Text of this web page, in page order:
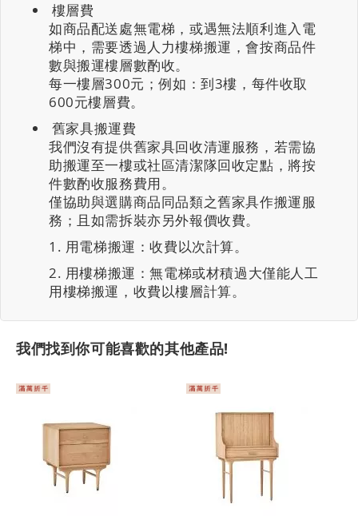
樓層費
如商品配送處無電梯，或遇無法順利進入電
梯中，需要透過人力樓梯搬運，會按商品件
數與搬運樓層數酌收。
每一樓層300元；例如：到3樓，每件收取
600元樓層費。
舊家具搬運費
我們沒有提供舊家具回收清運服務，若需協
助搬運至一樓或社區清潔隊回收定點，將按
件數酌收服務費用。
僅協助與選購商品同品類之舊家具作搬運服
務；且如需拆裝亦另外報價收費。
用電梯搬運：收費以次計算。
用樓梯搬運：無電梯或材積過大僅能人工
用樓梯搬運，收費以樓層計算。
我們找到你可能喜歡的其他產品!